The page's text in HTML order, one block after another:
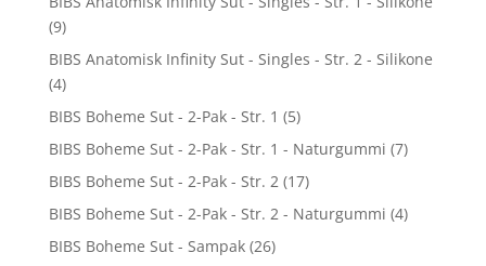
(9)
BIBS Anatomisk Infinity Sut - Singles - Str. 2 - Silikone
(4)
BIBS Boheme Sut - 2-Pak - Str. 1 (5)
BIBS Boheme Sut - 2-Pak - Str. 1 - Naturgummi (7)
BIBS Boheme Sut - 2-Pak - Str. 2 (17)
BIBS Boheme Sut - 2-Pak - Str. 2 - Naturgummi (4)
BIBS Boheme Sut - Sampak (26)